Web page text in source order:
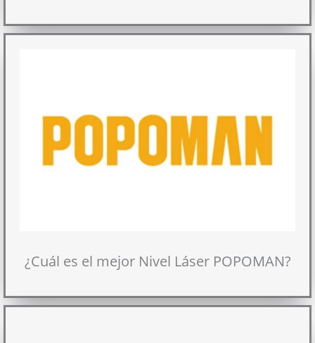
¿Cuál es el mejor Nivel Láser POPOMAN?